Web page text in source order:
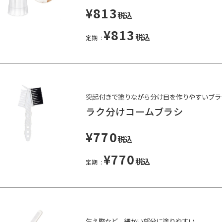
¥813税込
定期 ¥813税込
突起付きで塗りながら分け目を作りやすいブ
ラク分けコームブラシ
¥770税込
定期 ¥770税込